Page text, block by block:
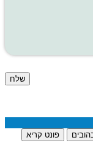
פונט קריא